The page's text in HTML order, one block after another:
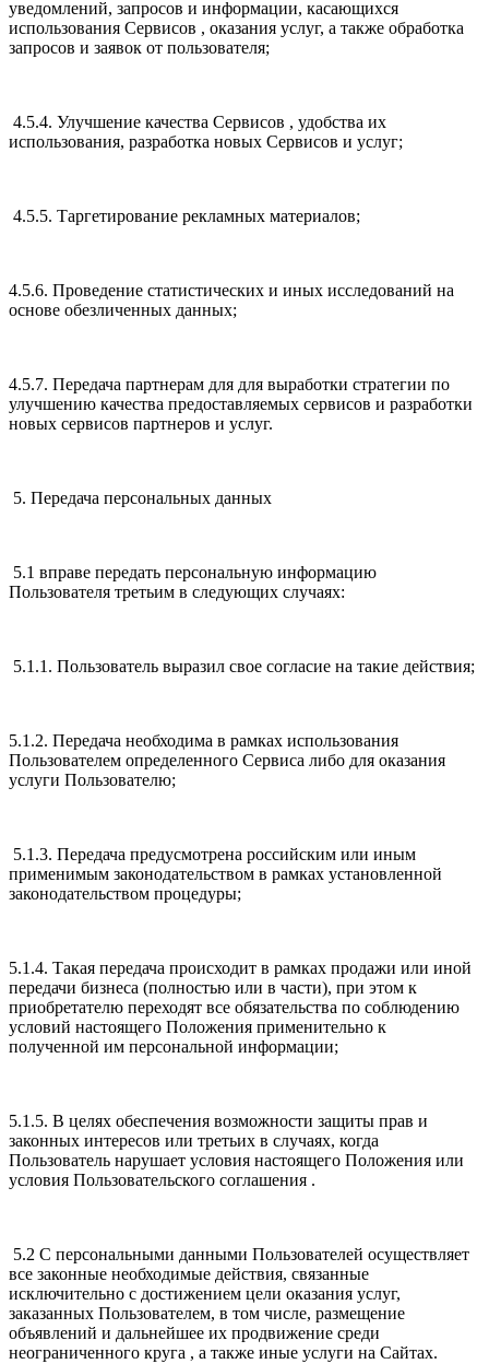
уведомлений, запросов и информации, касающихся
использования Сервисов , оказания услуг, а также обработка
запросов и заявок от пользователя;
4.5.4. Улучшение качества Сервисов , удобства их
использования, разработка новых Сервисов и услуг;
4.5.5. Таргетирование рекламных материалов;
4.5.6. Проведение статистических и иных исследований на
основе обезличенных данных;
4.5.7. Передача партнерам для для выработки стратегии по
улучшению качества предоставляемых сервисов и разработки
новых сервисов партнеров и услуг.
5. Передача персональных данных
5.1 вправе передать персональную информацию
Пользователя третьим в следующих случаях:
5.1.1. Пользователь выразил свое согласие на такие действия;
5.1.2. Передача необходима в рамках использования
Пользователем определенного Сервиса либо для оказания
услуги Пользователю;
5.1.3. Передача предусмотрена российским или иным
применимым законодательством в рамках установленной
законодательством процедуры;
5.1.4. Такая передача происходит в рамках продажи или иной
передачи бизнеса (полностью или в части), при этом к
приобретателю переходят все обязательства по соблюдению
условий настоящего Положения применительно к
полученной им персональной информации;
5.1.5. В целях обеспечения возможности защиты прав и
законных интересов или третьих в случаях, когда
Пользователь нарушает условия настоящего Положения или
условия Пользовательского соглашения .
5.2 С персональными данными Пользователей осуществляет
все законные необходимые действия, связанные
исключительно с достижением цели оказания услуг,
заказанных Пользователем, в том числе, размещение
объявлений и дальнейшее их продвижение среди
неограниченного круга , а также иные услуги на Сайтах.